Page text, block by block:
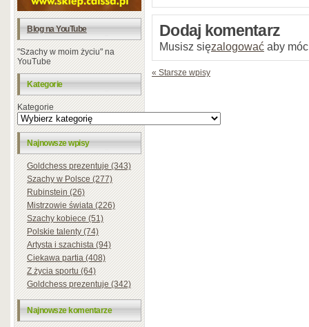
Blog na YouTube
"Szachy w moim życiu" na
YouTube
Kategorie
Kategorie
Najnowsze wpisy
Goldchess prezentuje (343)
Szachy w Polsce (277)
Rubinstein (26)
Mistrzowie świata (226)
Szachy kobiece (51)
Polskie talenty (74)
Artysta i szachista (94)
Ciekawa partia (408)
Z życia sportu (64)
Goldchess prezentuje (342)
Najnowsze komentarze
Dodaj komentarz
Musisz sięzalogować aby
« Starsze wpisy